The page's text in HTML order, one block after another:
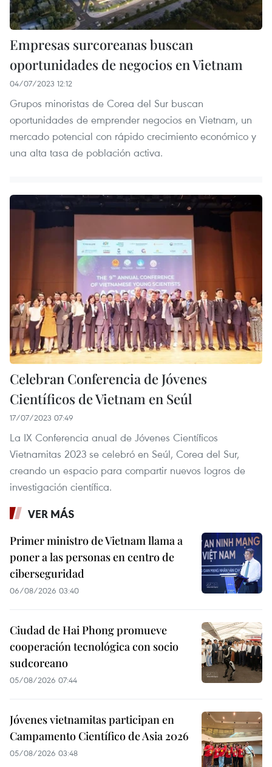
Empresas surcoreanas buscan
oportunidades de negocios en Vietnam
04/07/2023 12:12
Grupos minoristas de Corea del Sur buscan
oportunidades de emprender negocios en Vietnam, un
mercado potencial con rápido crecimiento económico y
una alta tasa de población activa.
Celebran Conferencia de Jóvenes
Científicos de Vietnam en Seúl
17/07/2023 07:49
La IX Conferencia anual de Jóvenes Científicos
Vietnamitas 2023 se celebró en Seúl, Corea del Sur,
creando un espacio para compartir nuevos logros de
investigación científica.
VER MÁS
Primer ministro de Vietnam llama a
poner a las personas en centro de
ciberseguridad
06/08/2026 03:40
Ciudad de Hai Phong promueve
cooperación tecnológica con socio
sudcoreano
05/08/2026 07:44
Jóvenes vietnamitas participan en
Campamento Científico de Asia 2026
05/08/2026 03:48